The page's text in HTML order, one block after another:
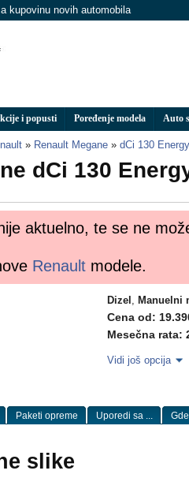
kupovinu novih automobila
i popusti Poređenje modela Auto
» Renault Megane » dCi 130 Energy
dCi 130
aktuelno, te se ne
Renault modele.
Dizel Manuelni
Cena od:
Mesečna rata:
Vidi još opcija
Paketi opreme Uporedi sa ...
slike